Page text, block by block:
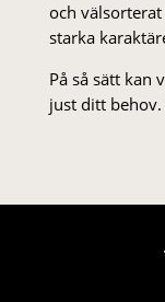
och
starka
På så sätt kan
just ditt behov.